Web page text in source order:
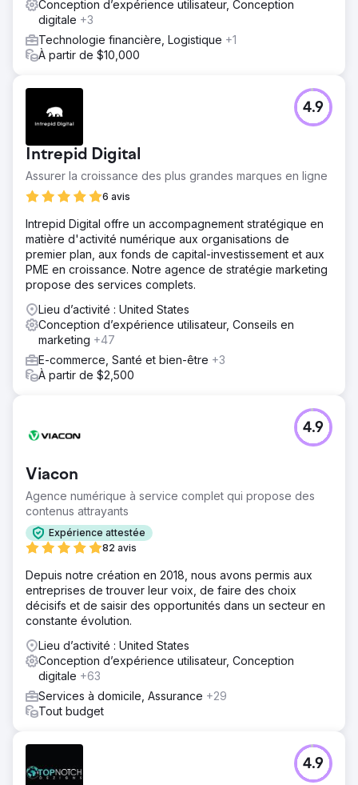
Conception d’expérience utilisateur, Conception
digitale +3
Technologie financière, Logistique +1
À partir de $10,000
Intrepid Digital
Assurer la croissance des plus grandes marques en ligne
6 avis
4.9
Intrepid Digital offre un accompagnement stratégique en
matière d'activité numérique aux organisations de
premier plan, aux fonds de capital-investissement et aux
PME en croissance. Notre agence de stratégie marketing
propose des services complets.
Lieu d’activité : United States
Conception d’expérience utilisateur, Conseils en
marketing +47
E-commerce, Santé et bien-être +3
À partir de $2,500
Viacon
Agence numérique à service complet qui propose des
contenus attrayants
Expérience attestée
82 avis
4.9
Depuis notre création en 2018, nous avons permis aux
entreprises de trouver leur voix, de faire des choix
décisifs et de saisir des opportunités dans un secteur en
constante évolution.
Lieu d’activité : United States
Conception d’expérience utilisateur, Conception
digitale +63
Services à domicile, Assurance +29
Tout budget
4.9